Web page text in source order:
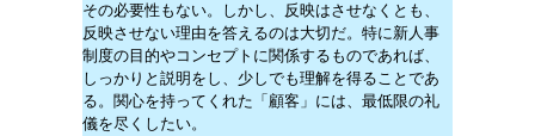
その必要性もない。しかし、反映はさせなくとも、
反映させない理由を答えるのは大切だ。特に新人事
制度の目的やコンセプトに関係するものであれば、
しっかりと説明をし、少しでも理解を得ることであ
る。関心を持ってくれた「顧客」には、最低限の礼
儀を尽くしたい。